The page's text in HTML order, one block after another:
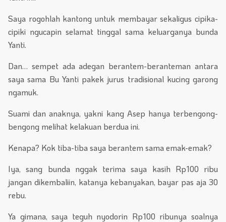
Saya rogohlah kantong untuk membayar sekaligus cipika-
cipiki ngucapin selamat tinggal sama keluarganya bunda
Yanti.
Dan… sempet ada adegan berantem-beranteman antara
saya sama Bu Yanti pakek jurus tradisional kucing garong
ngamuk.
Suami dan anaknya, yakni kang Asep hanya terbengong-
bengong melihat kelakuan berdua ini.
Kenapa? Kok tiba-tiba saya berantem sama emak-emak?
Iya, sang bunda nggak terima saya kasih Rp100 ribu
jangan dikembaliin, katanya kebanyakan, bayar pas aja 30
rebu.
Ya gimana, saya teguh nyodorin Rp100 ribunya soalnya